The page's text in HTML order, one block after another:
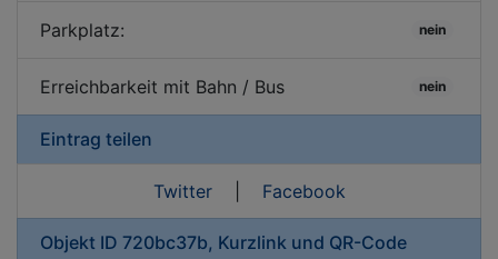
Parkplatz: nein
Erreichbarkeit mit Bahn / Bus nein
Eintrag teilen
Twitter| Facebook
Objekt ID 720bc37b, Kurzlink und QR-Code